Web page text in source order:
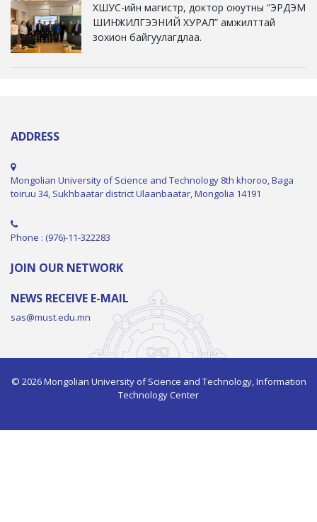
ХШУС-ийн магистр, доктор оюутны “ЭРДЭМ
ШИНЖИЛГЭЭНИЙ ХУРАЛ” амжилттай
зохион байгуулагдлаа.
ADDRESS
Mongolian University of Science and Technology 8th khoroo, Baga
toiruu 34, Sukhbaatar district Ulaanbaatar, Mongolia 14191
Phone : (976)-11-322283
JOIN OUR NETWORK
NEWS RECEIVE E-MAIL
sas@must.edu.mn
© 2026 Mongolian University of Science and Technology, Information
Technology Center